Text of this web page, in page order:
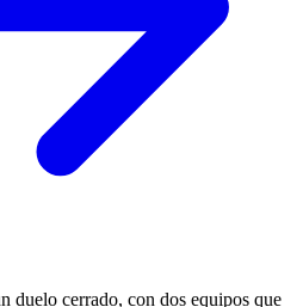
duelo cerrado, con dos equipos que